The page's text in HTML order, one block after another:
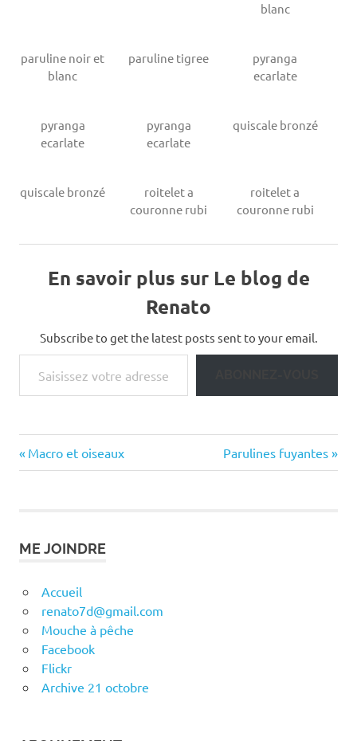
blanc
paruline noir et
blanc
paruline tigree
pyranga
ecarlate
pyranga
ecarlate
pyranga
ecarlate
quiscale bronzé
quiscale bronzé
roitelet a
couronne rubi
roitelet a
couronne rubi
En savoir plus sur Le blog de
Renato
Subscribe to get the latest posts sent to your email.
Saisissez votre adresse e-mail…
Navigation
Previous
Post:
Macro et oiseaux
Next
Post:
Parulines fuyantes
ME JOINDRE
Accueil
renato7d@gmail.com
Mouche à pêche
Facebook
Flickr
Archive 21 octobre